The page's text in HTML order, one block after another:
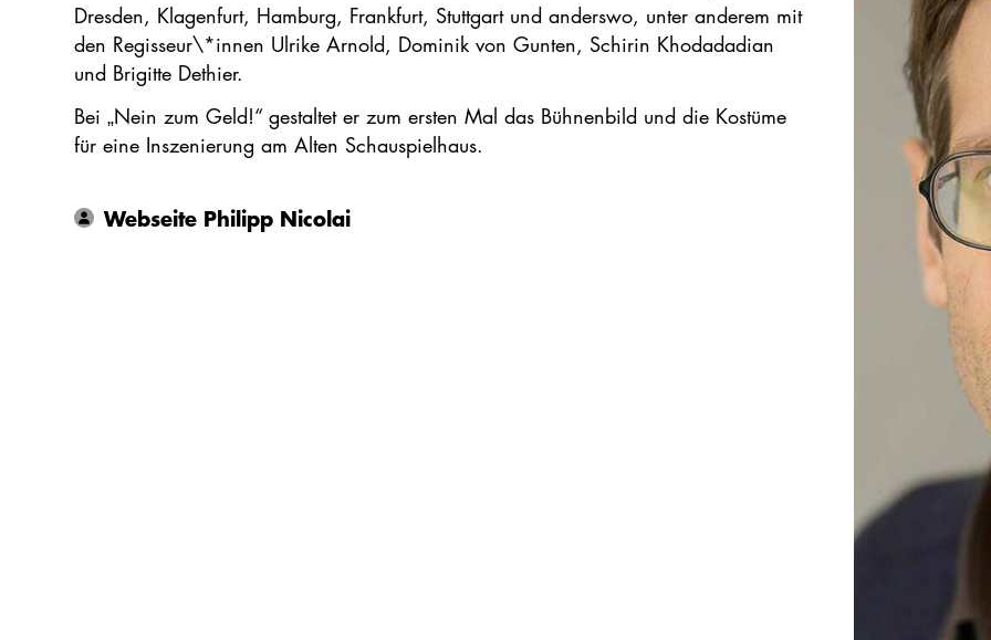
Dresden, Klagenfurt, Hamburg, Frankfurt, Stuttgart und anderswo, unter anderem mit
den Regisseur\*innen Ulrike Arnold, Dominik von Gunten, Schirin Khodadadian
und Brigitte Dethier.
Bei „Nein zum Geld!“ gestaltet er zum ersten Mal das Bühnenbild und die Kostüme
für eine Inszenierung am Alten Schauspielhaus.
Webseite Philipp Nicolai